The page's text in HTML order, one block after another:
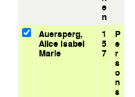
e
n
Auersperg,
Alice Isabel
Marie
1
5
7
P
e
r
s
o
n
s